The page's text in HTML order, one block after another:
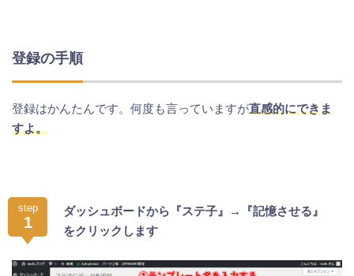
登録の手順
登録はかんたんです。何度も言っていますが直感的にできま
すよ。
step
1
ダッシュボードから『ステ子』→『記憶させる』
をクリックします